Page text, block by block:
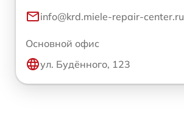
info@krd.miele-repair-center.ru
Основной офис
ул. Будённого, 123